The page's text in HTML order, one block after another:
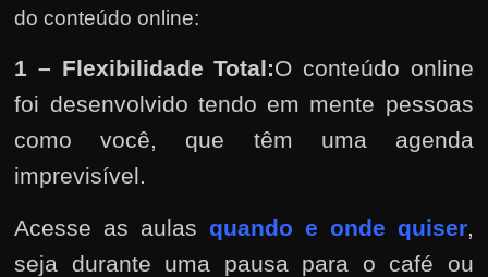
do conteúdo online:
1 – Flexibilidade Total:O conteúdo online
foi desenvolvido tendo em mente pessoas
como você, que têm uma agenda
imprevisível.
Acesse as aulas quando e onde quiser,
seja durante uma pausa para o café ou